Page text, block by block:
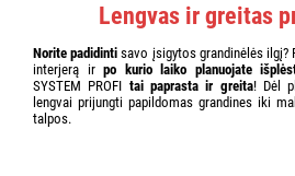
Lengvas ir greitas
Norite padidintisavo įsigytos grandinėlės
interjerą ir po kurio laiko planuojate
SYSTEM PROFI tai paprasta ir greita! Dėl
lengvai prijungti papildomas grandines iki
talpos.